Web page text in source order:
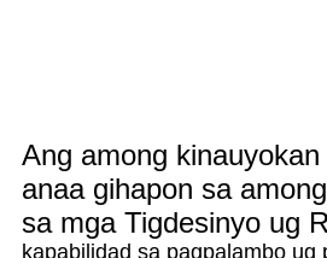
Ang among
anaa gihapon sa
sa mga Tigdesinyo ug
kapabilidad sa pagpalambo ug